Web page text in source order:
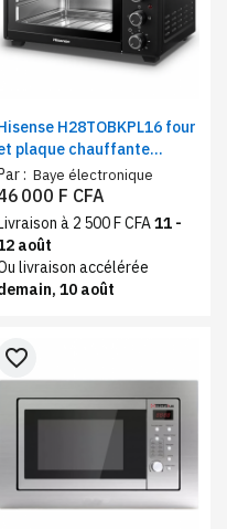
H28TOBKPL16 four
plaque chauffante
28 l, noir, 2600
minuterie
: Baye électronique
000 F CFA
à 2 500 F CFA11 -
août
livraison accélérée
10 août
favorite_border